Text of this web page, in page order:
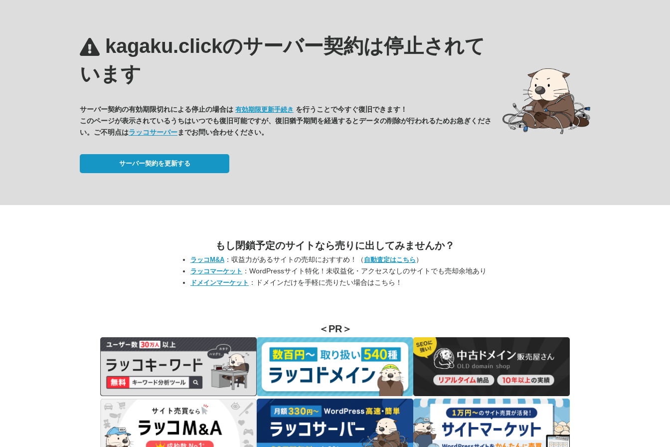
kagaku.clickのサーバー契約は停止されて
います
サーバー契約の有効期限切れによる停止の場合は 有効期限更新手続き を行うことで今すぐ復旧できます！
このページが表示されているうちはいつでも復旧可能ですが、復旧猶予期間を経過するとデータの削除が行われるためお急ぎくださ
い。ご不明点はラッコサーバーまでお問い合わせください。
サーバー契約を更新する
もし閉鎖予定のサイトなら売りに出してみませんか？
ラッコM&A ：収益力があるサイトの売却におすすめ！（ 自動査定はこちら ）
ラッコマーケット ：WordPressサイト特化！未収益化・アクセスなしのサイトでも売却余地あり
ドメインマーケット ：ドメインだけを手軽に売りたい場合はこちら！
＜PR＞